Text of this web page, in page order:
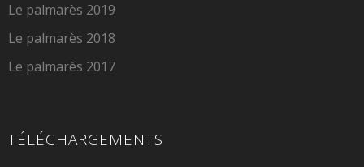
Le palmarès 2019
Le palmarès 2018
Le palmarès 2017
TÉLÉCHARGEMENTS